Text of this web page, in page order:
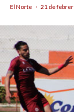
El Norte · 21 de